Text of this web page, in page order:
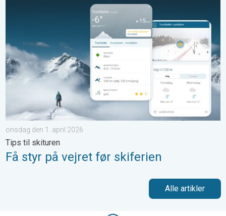
Få styr på vejret før skiferien. Tips til skituren. . . onsdag den
onsdag den 1. april 2026
Tips til skituren
Få styr på vejret før skiferien
Alle artikler